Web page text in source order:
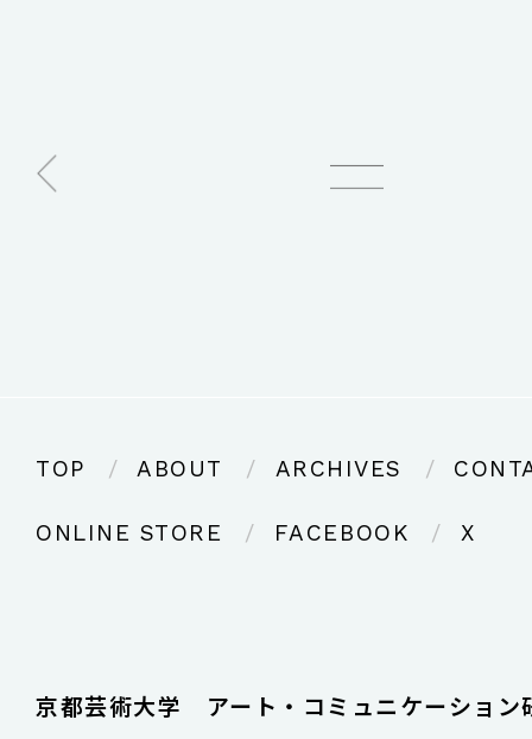
TOP ABOUT ARCHIVES
ONLINE STORE FACEBOOK X
京都芸術大学 アート・コミュニケーション